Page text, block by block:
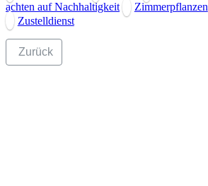
achten auf Nachhaltigkeit
Zimmerpflanzen
Zustelldienst
Zurück